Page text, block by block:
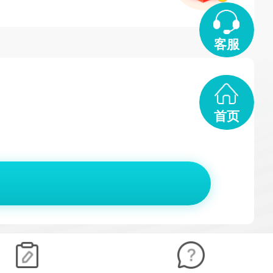
客服
首页